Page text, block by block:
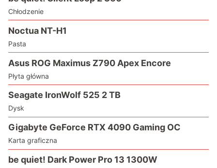
Chłodzenie
Pasta
Noctua NT-H1
Płyta główna
Asus ROG Maximus Z790 Apex Encore
Dysk
Seagate IronWolf 525 2 TB
Karta graficzna
Gigabyte GeForce RTX 4090 Gaming OC
be quiet! Dark Power Pro 13 1300W